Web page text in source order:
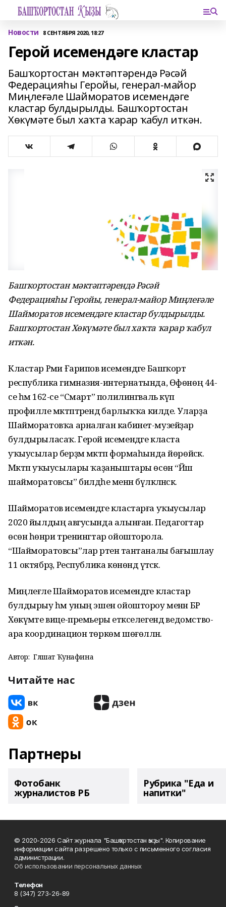
Новости 8 СЕНТЯБРЯ 2020, 18:27
Герой исемендәге кластар
Башҡортостан мәктәптәрендә Рәсәй
Федерацияһы Геройы, генерал-майор
Миңлеғәле Шайморатов исемендәге
кластар булдырылды. Башҡортостан
Хөкүмәте был хаҡта ҡарар ҡабул иткән.
Башҡортостан мәктәптәрендә Рәсәй
Федерацияһы Геройы, генерал-майор Миңлеғәле
Шайморатов исемендәге кластар булдырылды.
Башҡортостан Хөкүмәте был хаҡта ҡарар ҡабул
иткән.
Кластар Рәми Ғарипов исемендәге Башҡорт
республика гимназия-интернатында, Өфөнөң 44-
се һәм 162-се “Смарт” полилингваль күп
профилле мәктәптәрендә барлыҡҡа килде. Уларҙа
Шайморатовҡа арналған кабинет-музейҙар
булдырыласаҡ. Герой исемендәге класта
уҡыусылар берҙәм мәктәп формаһында йөрөйәсәк.
Мәктәп уҡыусылары ҡаҙаныштары өсөн “Йәш
шайморатовсы” билдәһе менән бүләкләнәсәк.
Шайморатов исемендәге кластарға уҡыусылар
2020 йылдың авгусында алынған. Педагогтар
өсөн һөнәри тренингтар ойошторола.
“Шайморатовсы”лар рәтенә тантаналы бағышлау
11 октябрҙә, Республика көнөндә үтәсәк.
Миңлеғәле Шайморатов исемендәге кластар
булдырыу һәм уның эшен ойоштороу менән БР
Хөкүмәте вице-премьеры етәкселегендә ведомство-
ара координацион төркөм шөғөлләнә.
Автор: Гөлшат Ҡунафина
Читайте нас
Партнеры
Фотобанк
журналистов РБ
Рубрика "Еда и
напитки"
© 2020-2026 Сайт журнала "Башҡортостан ҡыҙы". Копирование
информации сайта разрешено только с письменного согласия
администрации.
Об использовании персональных данных
Телефон
8 (347) 273-26-89